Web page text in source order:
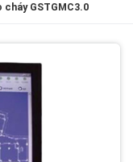
GSTGMC3.0